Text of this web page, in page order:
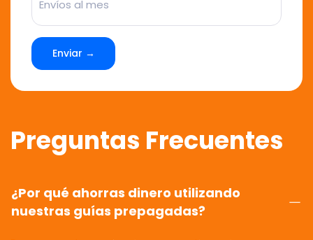
Enviar →
Preguntas Frecuentes
¿Por qué ahorras dinero utilizando
nuestras guías prepagadas?